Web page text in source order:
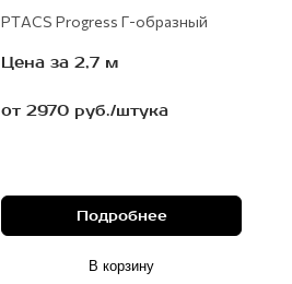
PTАCS Progress Г-образный
Цена за 2,7 м
от 2970 руб./штука
Подробнее
В корзину